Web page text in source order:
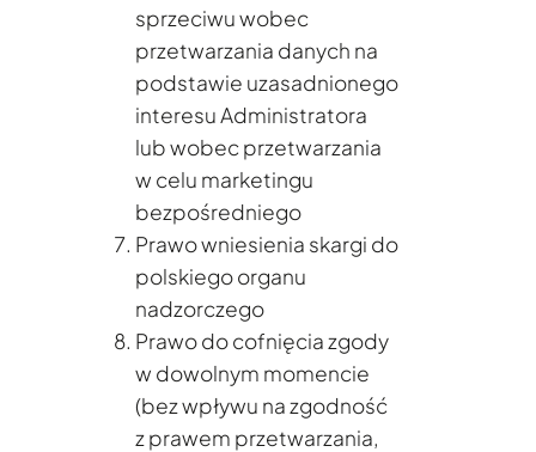
sprzeciwu wobec
przetwarzania danych na
podstawie uzasadnionego
interesu Administratora
lub wobec przetwarzania
w celu marketingu
bezpośredniego
Prawo wniesienia skargi do
polskiego organu
nadzorczego
Prawo do cofnięcia zgody
w dowolnym momencie
(bez wpływu na zgodność
z prawem przetwarzania,